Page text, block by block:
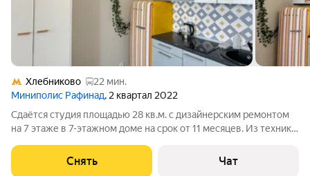
Хлебниково
22 мин.
Миниполис Рафинад, 2 квартал 2022
Сдаётся студия площадью 28 кв.м. с дизайнерским ремонтом
на 7 этаже в 7-этажном доме на срок от 11 месяцев. Из техники
окна выходят во двор. В подъезде 2 лифта - 1 грузовой и 1
пассажирский. Во
Снять Чат